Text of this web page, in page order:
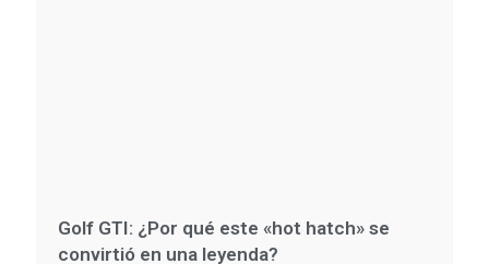
Golf GTI: ¿Por qué este «hot hatch» se
convirtió en una leyenda?